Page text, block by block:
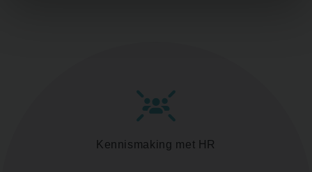
Kennismaking met HR